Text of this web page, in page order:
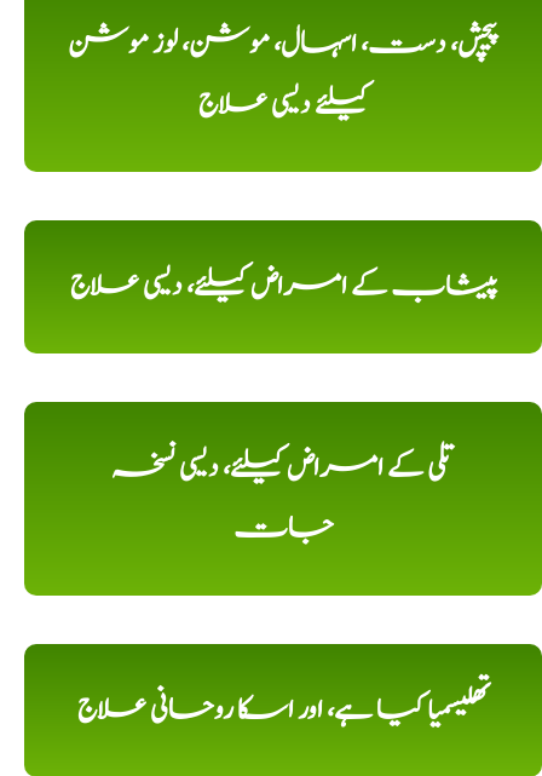
پیچش، دست، اسہال، موشن، لوز موشن
کیلئے دیسی علاج
پیشاب کے امراض کیلئے، دیسی علاج
تلی کے امراض کیلئے، دیسی نسخہ
جات
تھلیسمیا کیا ہے، اور اسکا روحانی علاج